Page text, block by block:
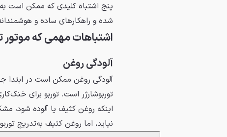
پنج اشتباه کلیدی که ممکن است
شده و راهکارهای ساده و
اشتباهات مهمی که موتور
آلودگی روغن
آلودگی روغن ممکن است در ابتدا
توربوشارژر است. توربو برای
اینکه روغن کثیف یا آلوده شود،
نیاید، اما روغن کثیف به‌تدریج